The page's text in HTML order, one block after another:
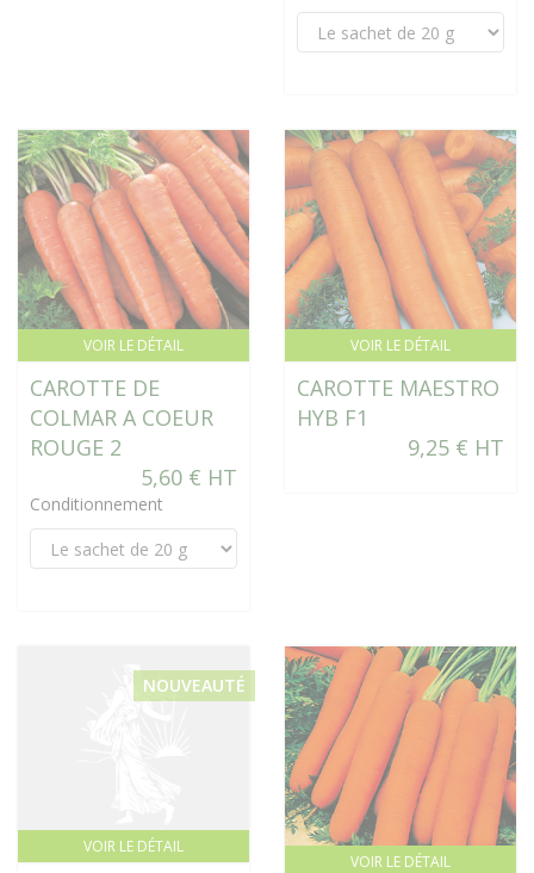
VOIR LE DÉTAIL
CAROTTE DE
COLMAR A COEUR
ROUGE 2
5,60 € HT
Conditionnement
VOIR LE DÉTAIL
CAROTTE MAESTRO
HYB F1
9,25 € HT
VOIR LE DÉTAIL
NOUVEAUTÉ
VOIR LE DÉTAIL